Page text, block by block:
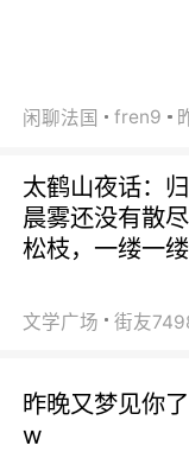
闲聊法国 fren9
太鹤山夜话：
晨雾还没有散
松枝，一缕一
文学广场
昨晚又梦见你
w